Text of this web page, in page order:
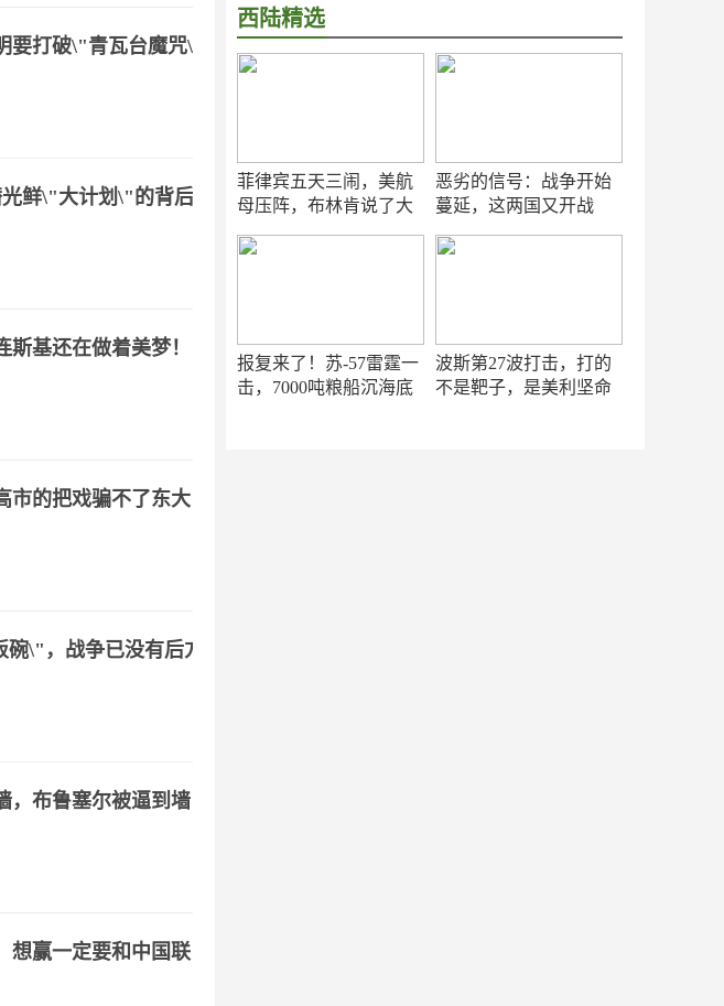
西陆精选
菲律宾五天三闹，美航
母压阵，布林肯说了大
恶劣的信号：战争开始
蔓延，这两国又开战
报复来了！苏-57雷霆一
击，7000吨粮船沉海底
波斯第27波打击，打的
不是靶子，是美利坚命
要打破\"青瓦台魔咒\"
光鲜\"大计划\"的背后
基还在做着美梦！
市的把戏骗不了东大
\"，战争已没有后方
，布鲁塞尔被逼到墙
想赢一定要和中国联